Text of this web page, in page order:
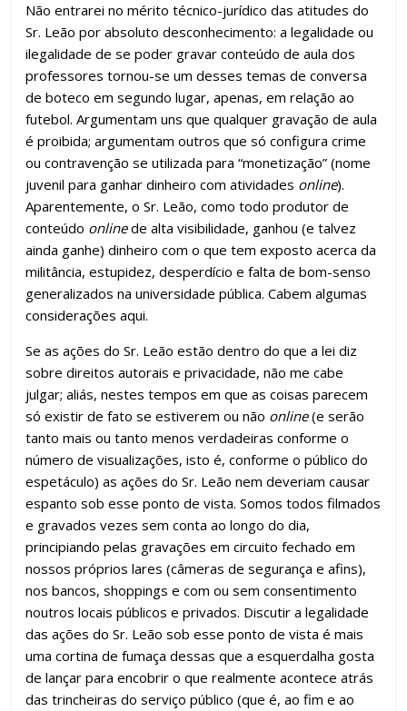
Não entrarei no mérito técnico-jurídico das atitudes do
Sr. Leão por absoluto desconhecimento: a legalidade ou
ilegalidade de se poder gravar conteúdo de aula dos
professores tornou-se um desses temas de conversa
de boteco em segundo lugar, apenas, em relação ao
futebol. Argumentam uns que qualquer gravação de aula
é proibida; argumentam outros que só configura crime
ou contravenção se utilizada para “monetização” (nome
juvenil para ganhar dinheiro com atividades online).
Aparentemente, o Sr. Leão, como todo produtor de
conteúdo onlinede alta visibilidade, ganhou (e talvez
ainda ganhe) dinheiro com o que tem exposto acerca da
militância, estupidez, desperdício e falta de bom-senso
generalizados na universidade pública. Cabem algumas
considerações aqui.
Se as ações do Sr. Leão estão dentro do que a lei diz
sobre direitos autorais e privacidade, não me cabe
julgar; aliás, nestes tempos em que as coisas parecem
só existir de fato se estiverem ou não online(e serão
tanto mais ou tanto menos verdadeiras conforme o
número de visualizações, isto é, conforme o público do
espetáculo) as ações do Sr. Leão nem deveriam causar
espanto sob esse ponto de vista. Somos todos filmados
e gravados vezes sem conta ao longo do dia,
principiando pelas gravações em circuito fechado em
nossos próprios lares (câmeras de segurança e afins),
nos bancos, shoppings e com ou sem consentimento
noutros locais públicos e privados. Discutir a legalidade
das ações do Sr. Leão sob esse ponto de vista é mais
uma cortina de fumaça dessas que a esquerdalha gosta
de lançar para encobrir o que realmente acontece atrás
das trincheiras do serviço público (que é, ao fim e ao